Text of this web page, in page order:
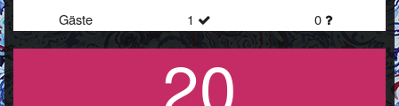
Gäste 1 0
20